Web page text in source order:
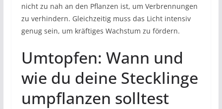
nicht zu nah an den Pflanzen ist, um Verbrennungen
zu verhindern. Gleichzeitig muss das Licht intensiv
genug sein, um kräftiges Wachstum zu fördern.
Umtopfen: Wann und
wie du deine Stecklinge
umpflanzen solltest